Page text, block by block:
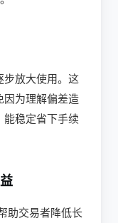
步放大使用。这
因为理解偏差造
能稳定省下手续
助交易者降低长